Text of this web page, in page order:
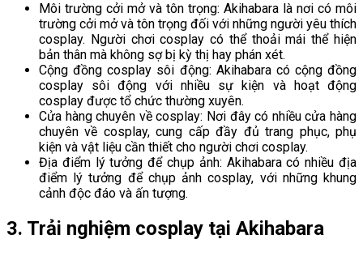
Môi trường cởi mở và tôn trọng: Akihabara là nơi có môi
trường cởi mở và tôn trọng đối với những người yêu thích
cosplay. Người chơi cosplay có thể thoải mái thể hiện
bản thân mà không sợ bị kỳ thị hay phán xét.
Cộng đồng cosplay sôi động: Akihabara có cộng đồng
cosplay sôi động với nhiều sự kiện và hoạt động
cosplay được tổ chức thường xuyên.
Cửa hàng chuyên về cosplay: Nơi đây có nhiều cửa hàng
chuyên về cosplay, cung cấp đầy đủ trang phục, phụ
kiện và vật liệu cần thiết cho người chơi cosplay.
Địa điểm lý tưởng để chụp ảnh: Akihabara có nhiều địa
điểm lý tưởng để chụp ảnh cosplay, với những khung
cảnh độc đáo và ấn tượng.
3. Trải nghiệm cosplay tại Akihabara